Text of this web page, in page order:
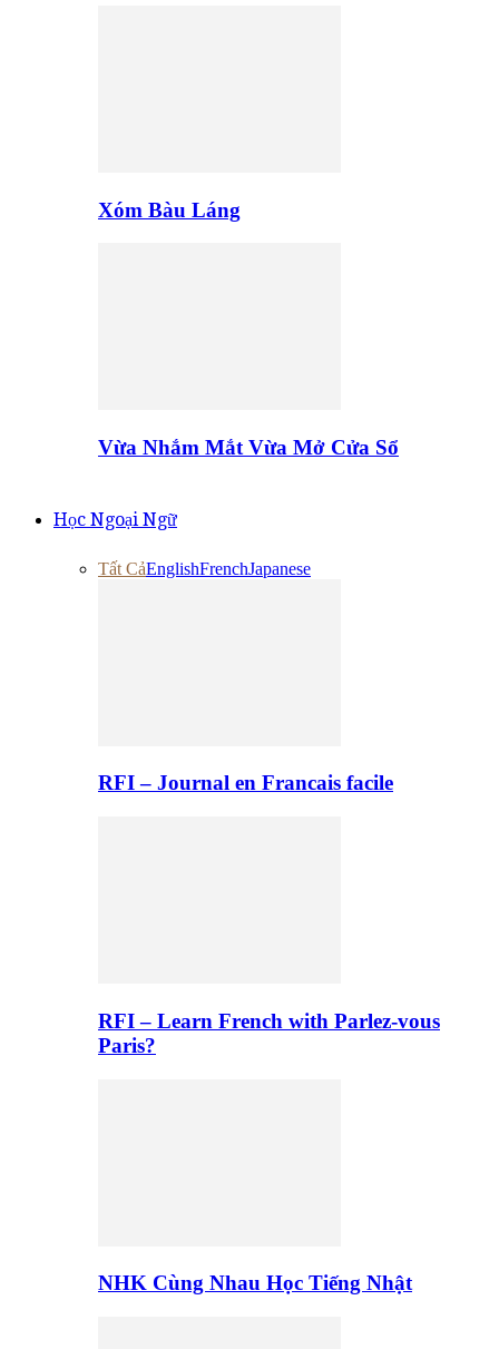
Xóm Bàu Láng
Vừa Nhắm Mắt Vừa Mở Cửa Sổ
Học Ngoại Ngữ
Tất CảEnglishFrenchJapanese
RFI – Journal en Francais facile
RFI – Learn French with Parlez-vous
Paris?
NHK Cùng Nhau Học Tiếng Nhật